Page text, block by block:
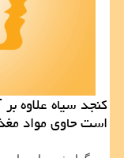
كنجد سیاه علاوه
است حاوی مواد